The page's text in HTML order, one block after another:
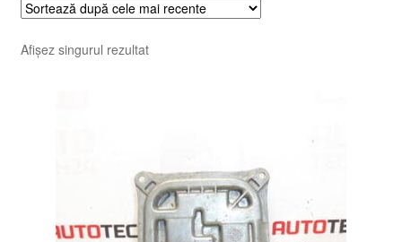
Despre noi
Livrare în toată lumea
Plângere
Afișez singurul rezultat